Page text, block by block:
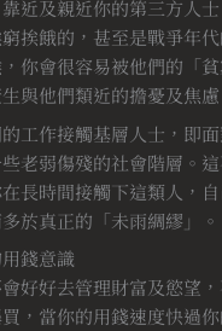
近及親近你的第三方人
挨餓的，甚至是戰爭年
你會很容易被他們的「
與他們類近的擔憂及焦慮
工作接觸基層人士，即
老弱傷殘的社會階層。
長時間接觸下這類人，
於真正的「未雨綢繆」。
錢意識
好好去管理財富及慾望
，當你的用錢速度快過